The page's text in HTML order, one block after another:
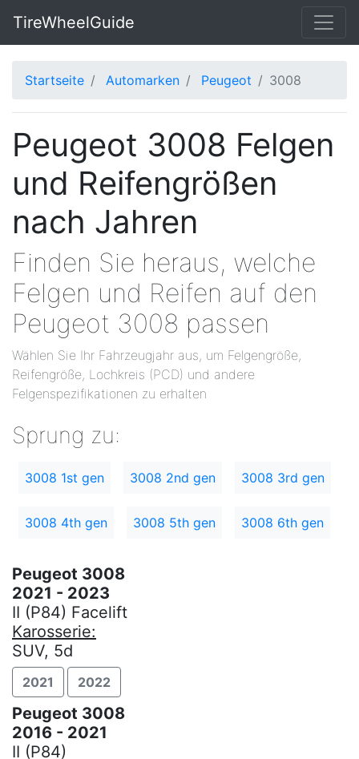
TireWheelGuide
Startseite Automarken Peugeot 3008
Peugeot 3008 Felgen
und Reifengrößen
nach Jahren
Finden Sie heraus, welche
Felgen und Reifen auf den
Peugeot 3008 passen
Wählen Sie Ihr Fahrzeugjahr aus, um Felgengröße,
Reifengröße, Lochkreis (PCD) und andere
Felgenspezifikationen zu erhalten
Sprung zu:
3008 1st gen 3008 2nd gen 3008 3rd gen
3008 4th gen 3008 5th gen 3008 6th gen
Peugeot 3008
2021 - 2023
II (P84) Facelift
Karosserie:
SUV, 5d
2021 2022
Peugeot 3008
2016 - 2021
II (P84)